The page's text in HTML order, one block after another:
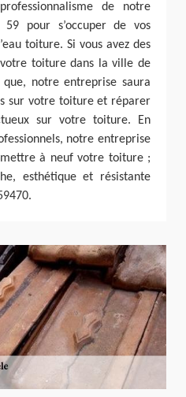
de notre
pour s’occuper de vos
toiture. Si vous avez des
toiture dans la ville de
que, notre entreprise saura
sur votre toiture et réparer
sur votre toiture. En
notre entreprise
à neuf votre toiture ;
esthétique et résistante